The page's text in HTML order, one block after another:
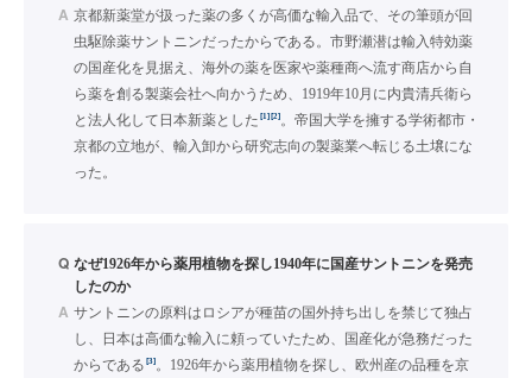
A 京都新薬堂が扱った薬の多くが高価な輸入品で、その筆頭が回
虫駆除薬サントニンだったからである。市野瀬潜は輸入特効薬
の国産化を見据え、海外の薬を医家や薬種商へ流す商店から自
ら薬を創る製薬会社へ向かうため、1919年10月に内貴清兵衛ら
と法人化して日本新薬とした [1][2]。帝国大学を擁する学術都市・
京都の立地が、輸入卸から研究志向の製薬業へ転じる土壌にな
った。
Q なぜ1926年から薬用植物を探し1940年に国産サントニンを発売
したのか
A サントニンの原料はロシアが種苗の国外持ち出しを禁じて独占
し、日本は高価な輸入に頼っていたため、国産化が急務だった
からである [3]。1926年から薬用植物を探し、欧州産の品種を京